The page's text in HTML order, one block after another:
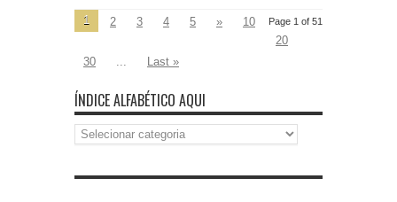
Page 1 of 51
1 2 3 4 5 »
10
20
30
... Last »
ÍNDICE ALFABÉTICO AQUI
Índice
Alfabético